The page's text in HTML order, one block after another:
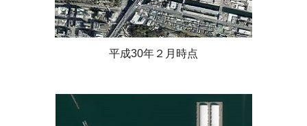
平成30年２月時点